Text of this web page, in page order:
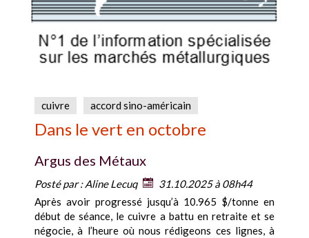
cuivre accord sino-américain
Dans le vert en octobre
Argus des Métaux
Posté par :Aline Lecuq
31.10.2025 à 08h44
Après avoir progressé jusqu’à 10.965 $/tonne en
début de séance, le cuivre a battu en retraite et se
négocie, à l’heure où nous rédigeons ces lignes, à